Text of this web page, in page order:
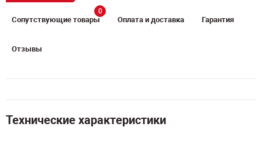
Сопутствующие товары
0
Оплата и доставка Гарантия
Отзывы
Технические характеристики